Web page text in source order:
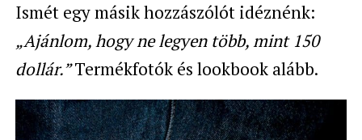
Ismét egy másik hozzászólót idéznénk:
„Ajánlom, hogy ne legyen több, mint 150
dollár.”Termékfotók és lookbook alább.